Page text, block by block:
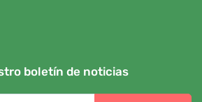
boletín de noticias